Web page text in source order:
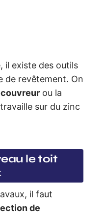
il existe des outils
de revêtement. On
couvreur ou la
sur du zinc
le toit
il faut
de